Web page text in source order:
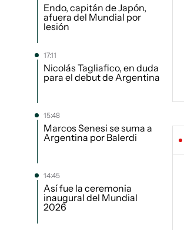
Endo, capitán de Japón,
afuera del Mundial por
lesión
17:11
Nicolás Tagliafico, en duda
para el debut de Argentina
15:48
Marcos Senesi se suma a
Argentina por Balerdi
14:45
Así fue la ceremonia
inaugural del Mundial
2026